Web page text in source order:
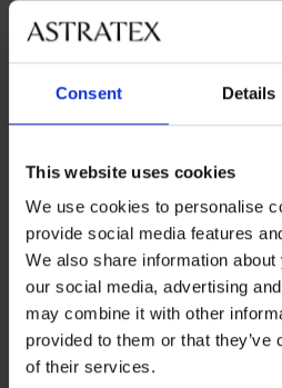
Consent Details
This website uses cookies
We use cookies to personalise
provide social media features
We also share information
our social media, advertising
may combine it with other
provided to them or that
of their services.
PREMIUM
Pánske
pyžamové
šortky
Calvin
Klein
II
39,99
Pánske
bambusové
pyžamové
šortky
MEN-
A
Pánske
bavlnené
pyžamové
MEN-
A
Isaac
24,99
Z rovnakej